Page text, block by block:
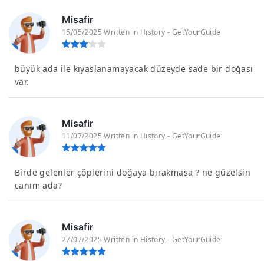
Misafir
15/05/2025 Written in History - GetYourGuide
büyük ada ile kıyaslanamayacak düzeyde sade bir doğası
var.
Misafir
11/07/2025 Written in History - GetYourGuide
Birde gelenler çöplerini doğaya bırakmasa ? ne güzelsin
canım ada?
Misafir
27/07/2025 Written in History - GetYourGuide